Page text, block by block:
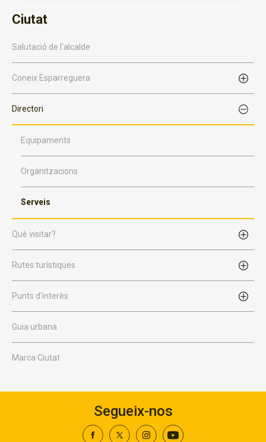
Ciutat
Salutació de l'alcalde
Coneix Esparreguera
Directori
Equipaments
Organitzacions
Serveis
Què visitar?
Rutes turístiques
Punts d'interès
Guia urbana
Marca Ciutat
Segueix-nos